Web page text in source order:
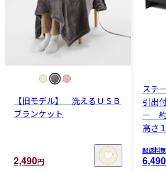
【旧モデル】 洗えるＵＳＢ
ブランケット
2,490円
スチ
引出
ー 約
高さ
配送料
6,490